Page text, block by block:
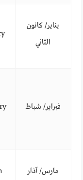
يناير/ كانون
الثاني
فبراير/ شباط
مارس/ آذار